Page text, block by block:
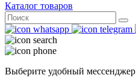
Каталог товаров
Поиск
for:
Выберите удобный мессенджер